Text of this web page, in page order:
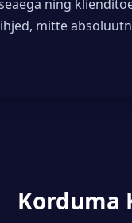
ning
mitte
Korduma